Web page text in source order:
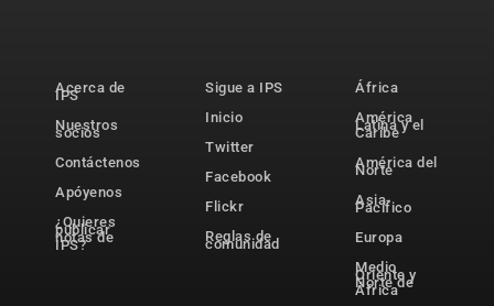
Acerca de
IPS
Nuestros
socios
Contáctenos
Apóyenos
¿Quieres
publicar
notas de
IPS?
Sigue a IPS
Inicio
Twitter
Facebook
Flickr
Reglas de
comunidad
África
América
Latina y el
Caribe
América del
Norte
Asia-
Pacífico
Europa
Medio
Oriente y
Norte de
África